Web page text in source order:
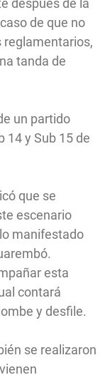
después de la
de que no
reglamentarios,
tanda de
un partido
14 y Sub 15 de
que se
escenario
manifestado
esta
contará
y desfile.
se realizaron